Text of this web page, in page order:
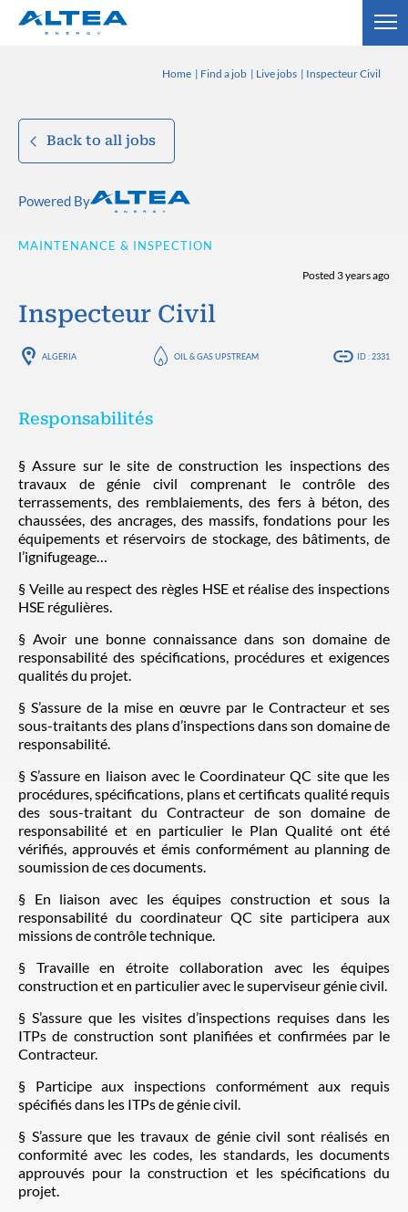
Home Find a job Live jobs Inspecteur Civil
Back to all jobs
Powered By
MAINTENANCE & INSPECTION
Posted 3 years ago
Inspecteur Civil
ALGERIA OIL & GAS UPSTREAM ID : 2331
Responsabilités
§ Assure sur le site de construction les inspections des
travaux de génie civil comprenant le contrôle des
terrassements, des remblaiements, des fers à béton, des
chaussées, des ancrages, des massifs, fondations pour les
équipements et réservoirs de stockage, des bâtiments, de
l’ignifugeage…
§ Veille au respect des règles HSE et réalise des inspections
HSE régulières.
§ Avoir une bonne connaissance dans son domaine de
responsabilité des spécifications, procédures et exigences
qualités du projet.
§ S’assure de la mise en œuvre par le Contracteur et ses
sous-traitants des plans d’inspections dans son domaine de
responsabilité.
§ S’assure en liaison avec le Coordinateur QC site que les
procédures, spécifications, plans et certificats qualité requis
des sous-traitant du Contracteur de son domaine de
responsabilité et en particulier le Plan Qualité ont été
vérifiés, approuvés et émis conformément au planning de
soumission de ces documents.
§ En liaison avec les équipes construction et sous la
responsabilité du coordinateur QC site participera aux
missions de contrôle technique.
§ Travaille en étroite collaboration avec les équipes
construction et en particulier avec le superviseur génie civil.
§ S’assure que les visites d’inspections requises dans les
ITPs de construction sont planifiées et confirmées par le
Contracteur.
§ Participe aux inspections conformément aux requis
spécifiés dans les ITPs de génie civil.
§ S’assure que les travaux de génie civil sont réalisés en
conformité avec les codes, les standards, les documents
approuvés pour la construction et les spécifications du
projet.